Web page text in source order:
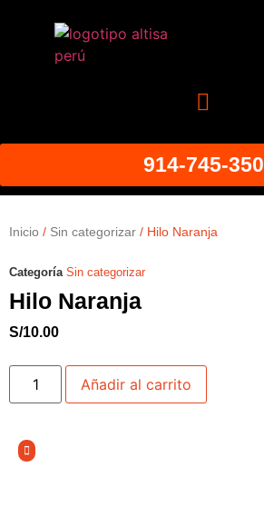
914-745-350
Inicio / Sin categorizar / Hilo Naranja
Categoría Sin categorizar
Hilo Naranja
S/10.00
Añadir al carrito